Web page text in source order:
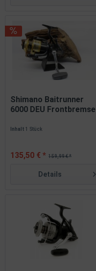
Shimano Baitrunner
6000 DEU Frontbremse
Inhalt1 Stück
159,99 € *
135,50 € *
Details